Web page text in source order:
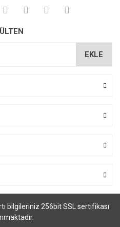
Yaz
bulunuyor.
EKLE
bilgileriniz 256bit SSL sertifikası